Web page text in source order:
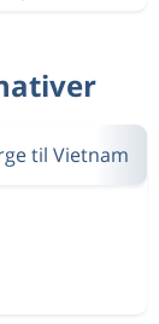
til Vietnam